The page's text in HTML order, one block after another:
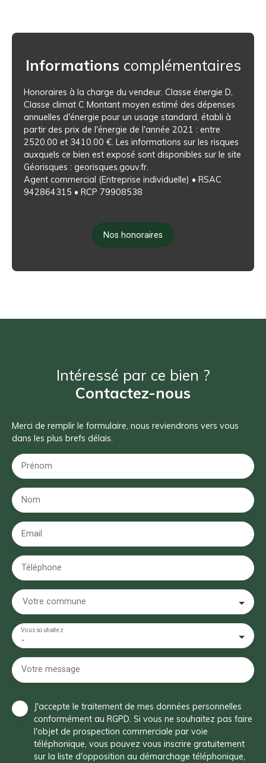
Informations complémentaires
Honoraires à la charge du vendeur. Classe énergie D,
Classe climat C Montant moyen estimé des dépenses
annuelles d'énergie pour un usage standard, établi à
partir des prix de l'énergie de l'année 2021 : entre
2520.00 et 3410.00 €. Les informations sur les risques
auxquels ce bien est exposé sont disponibles sur le site
Géorisques : georisques.gouv.fr.
Agent commercial (Entreprise individuelle) • RSAC
942864315 • RCP 79908538
Nos honoraires
Intéressé par ce bien ?
Contactez-nous
Merci de remplir le formulaire, nous reviendrons vers vous
dans les plus brefs délais.
Prénom
Nom
Email
Téléphone
Votre commune
-
Vous souhaitez
Votre message
J'accepte le traitement de mes données personnelles
conformément au RGPD. Si vous ne souhaitez pas faire
l'objet de prospection commerciale par voie
téléphonique, vous pouvez vous inscrire gratuitement
sur la liste d'opposition au démarchage téléphonique,